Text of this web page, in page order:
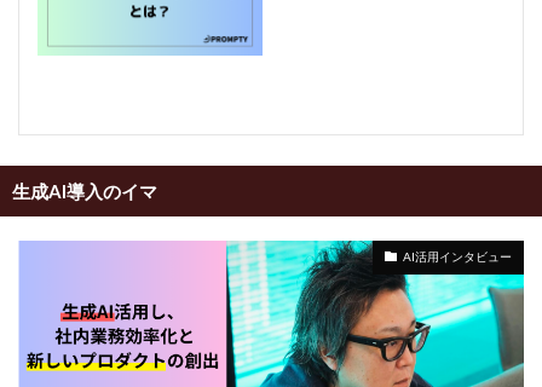
生成AI導入のイマ
AI活用インタビュー